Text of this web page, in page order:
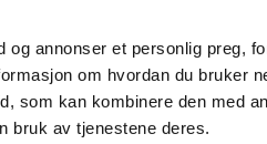
annonser et personlig preg,
om hvordan du bruker
som kan kombinere den med
bruk av tjenestene deres.